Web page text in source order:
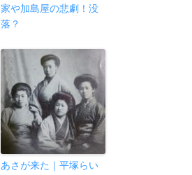
家や加島屋の悲劇！没
落？
あさが来た｜平塚らい